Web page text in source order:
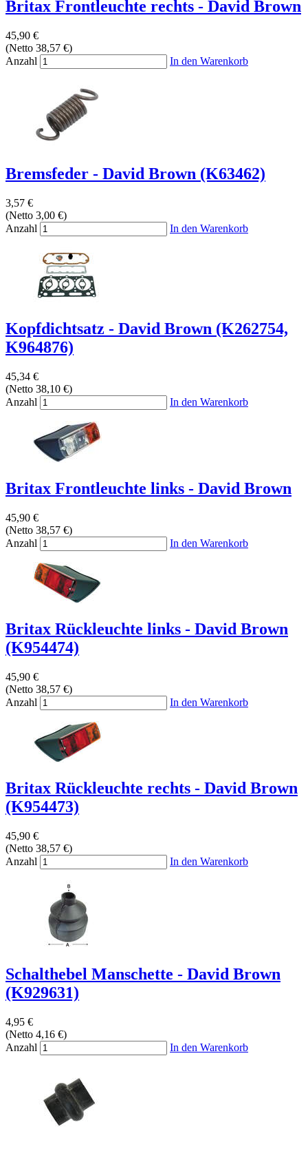
Britax Frontleuchte rechts - David Brown
45,90 €
(Netto 38,57 €)
Anzahl
In den Warenkorb
Bremsfeder - David Brown (K63462)
3,57 €
(Netto 3,00 €)
Anzahl
In den Warenkorb
Kopfdichtsatz - David Brown (K262754,
K964876)
45,34 €
(Netto 38,10 €)
Anzahl
In den Warenkorb
Britax Frontleuchte links - David Brown
45,90 €
(Netto 38,57 €)
Anzahl
In den Warenkorb
Britax Rückleuchte links - David Brown
(K954474)
45,90 €
(Netto 38,57 €)
Anzahl
In den Warenkorb
Britax Rückleuchte rechts - David Brown
(K954473)
45,90 €
(Netto 38,57 €)
Anzahl
In den Warenkorb
Schalthebel Manschette - David Brown
(K929631)
4,95 €
(Netto 4,16 €)
Anzahl
In den Warenkorb